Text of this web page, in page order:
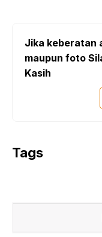
Jika keberatan
maupun foto
Kasih
Tags